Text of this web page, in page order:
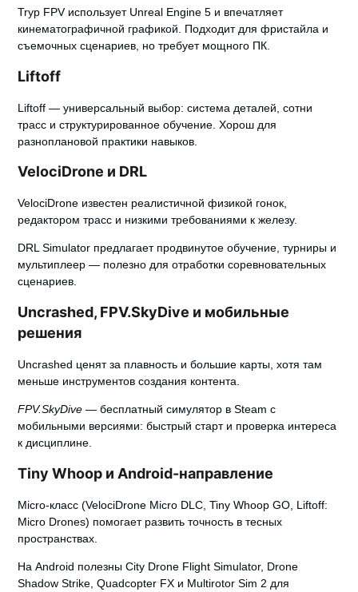
Tryp FPVиспользует Unreal Engine 5 и впечатляет
кинематографичной графикой. Подходит для фристайла и
съемочных сценариев, но требует мощного ПК.
Liftoff
Liftoff — универсальный выбор: система деталей, сотни
трасс и структурированное обучение. Хорош для
разноплановой практики навыков.
VelociDrone и DRL
VelociDrone известен реалистичной физикой гонок,
редактором трасс и низкими требованиями к железу.
DRL Simulator предлагает продвинутое обучение, турниры и
мультиплеер — полезно для отработки соревновательных
сценариев.
Uncrashed, FPV.SkyDive и мобильные
решения
Uncrashed ценят за плавность и большие карты, хотя там
меньше инструментов создания контента.
FPV.SkyDive — бесплатный симулятор в Steam с
мобильными версиями: быстрый старт и проверка интереса
к дисциплине.
Tiny Whoop и Android-направление
Micro-класс (VelociDrone Micro DLC, Tiny Whoop GO, Liftoff:
Micro Drones) помогает развить точность в тесных
пространствах.
На Android полезны City Drone Flight Simulator, Drone
Shadow Strike, Quadcopter FX и Multirotor Sim 2 для